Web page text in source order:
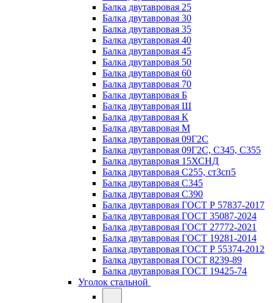
Балка двутавровая 25
Балка двутавровая 30
Балка двутавровая 35
Балка двутавровая 40
Балка двутавровая 45
Балка двутавровая 50
Балка двутавровая 60
Балка двутавровая 70
Балка двутавровая Б
Балка двутавровая Ш
Балка двутавровая К
Балка двутавровая М
Балка двутавровая 09Г2С
Балка двутавровая 09Г2С, С345, С355
Балка двутавровая 15ХСНД
Балка двутавровая С255, ст3сп5
Балка двутавровая С345
Балка двутавровая С390
Балка двутавровая ГОСТ Р 57837-2017
Балка двутавровая ГОСТ 35087-2024
Балка двутавровая ГОСТ 27772-2021
Балка двутавровая ГОСТ 19281-2014
Балка двутавровая ГОСТ Р 55374-2012
Балка двутавровая ГОСТ 8239-89
Балка двутавровая ГОСТ 19425-74
Уголок стальной